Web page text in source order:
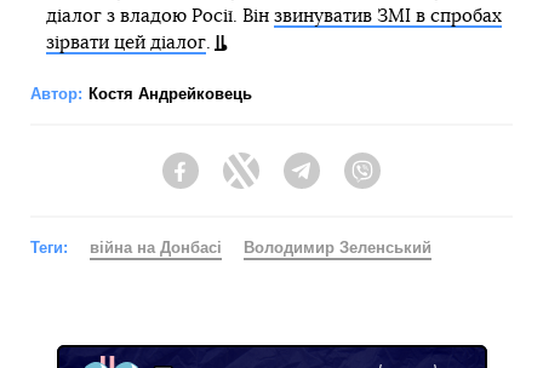
діалог з владою Росії. Він звинуватив ЗМІ в спробах
зірвати цей діалог.
Автор: Костя Андрейковець
FacebookTwitter Telegram
Теги: війна на Донбасі Володимир Зеленський